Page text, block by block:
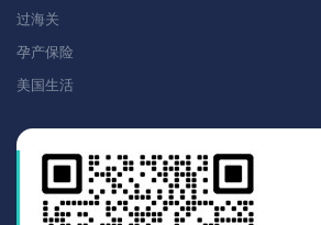
过海关
孕产保险
美国生活